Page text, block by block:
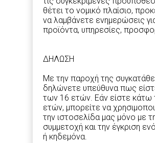
θέτει το νομικό πλαίσιο,
να λαμβάνετε ενημερώσεις
προϊόντα, υπηρεσίες,
ΔΗΛΩΣΗ
Με την παροχή της
δηλώνετε υπεύθυνα πως
των 16 ετών. Εάν είστε κάτω
ετών, μπορείτε να
την ιστοσελίδα μας μόνο με
συμμετοχή και την έγκριση
ή κηδεμόνα.